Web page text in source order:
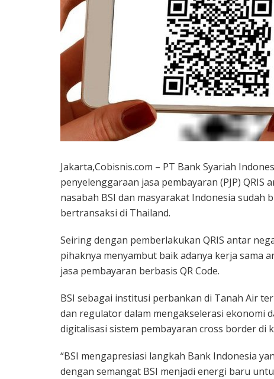
Jakarta,Cobisnis.com – PT Bank Syariah
penyelenggaraan jasa pembayaran (PJP)
nasabah BSI dan masyarakat Indonesia sudah
bertransaksi di Thailand.
Seiring dengan pemberlakukan QRIS antar
pihaknya menyambut baik adanya kerja sama
jasa pembayaran berbasis QR Code.
BSI sebagai institusi perbankan di Tanah Air
dan regulator dalam mengakselerasi ekonomi
digitalisasi sistem pembayaran cross border di
“BSI mengapresiasi langkah Bank Indonesia
dengan semangat BSI menjadi energi baru